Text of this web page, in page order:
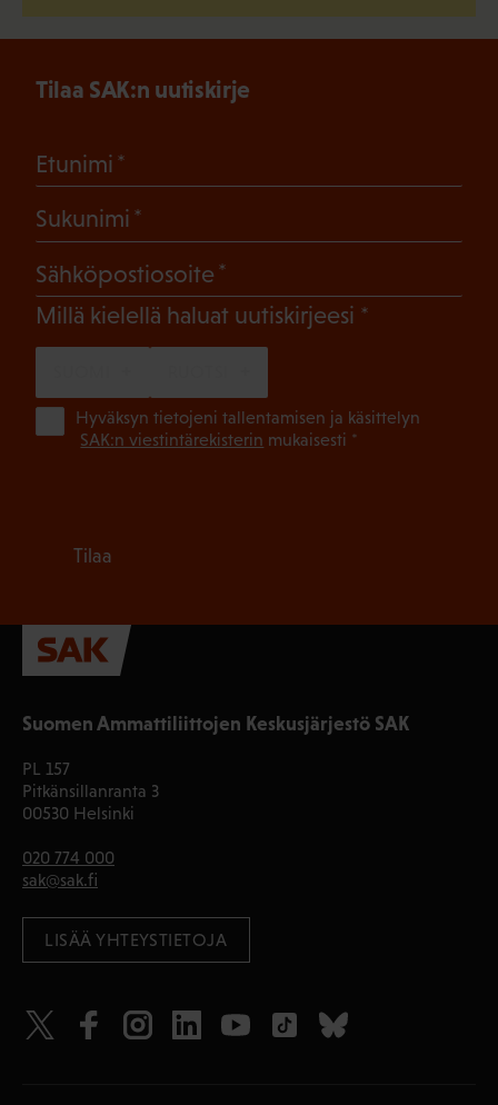
Suomen Ammattiliittojen Keskusjärjestö SAK
PL 157
Pitkänsillanranta 3
00530 Helsinki
020 774 000
sak@sak.fi
LISÄÄ YHTEYSTIETOJA
Tilaa SAK:n uutiskirje
Etunimi
Sukunimi
Sähköpostiosoite
Millä kielellä haluat uutiskirjeesi (Pakollinen)
Hyväksyn tietojeni tallentamisen ja käsittelyn
SAK:n viestintärekisterin mukaisesti *
Tilaa